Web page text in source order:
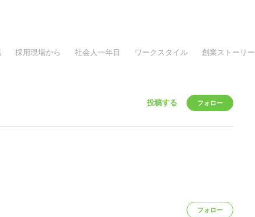
採用現場から 社会人一年目 ワークスタイル 創業ストーリー
投稿する フォロー
フォロー